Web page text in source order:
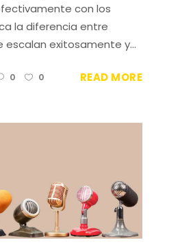
con los
la diferencia entre
escalan exitosamente y...
0 0 READ MORE